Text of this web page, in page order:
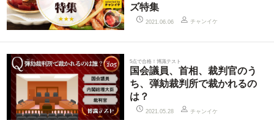
ズ特集
2021.06.06 チャンイケ
5点で合格！博識テスト
国会議員、首相、裁判官のう
ち、弾劾裁判所で裁かれるの
は？
2021.05.28 チャンイケ